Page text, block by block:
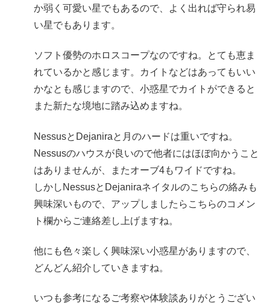
か弱く可愛い星でもあるので、よく出れば守られ易
い星でもあります。
ソフト優勢のホロスコープなのですね。とても恵ま
れているかと感じます。カイトなどはあってもいい
かなとも感じますので、小惑星でカイトができると
また新たな境地に踏み込めますね。
NessusとDejaniraと月のハードは重いですね。
Nessusのハウスが良いので他者にはほぼ向かうこと
はありませんが、またオーブ4もワイドですね。
しかしNessusとDejaniraネイタルのこちらの絡みも
興味深いもので、アップしましたらこちらのコメン
ト欄からご連絡差し上げますね。
他にも色々楽しく興味深い小惑星がありますので、
どんどん紹介していきますね。
いつも参考になるご考察や体験談ありがとうござい